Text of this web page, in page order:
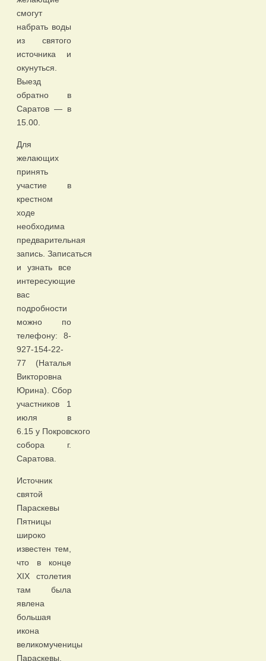
смогут
набрать воды
из святого
источника и
окунуться.
Выезд
обратно в
Саратов — в
15.00.
Для
желающих
принять
участие в
крестном
ходе
необходима
предварительная
запись. Записаться
и узнать все
интересующие
вас
подробности
можно по
телефону: 8-
927-154-22-
77 (Наталья
Викторовна
Юрина). Сбор
участников 1
июля в
6.15 у Покровского
собора г.
Саратова.
Источник
святой
Параскевы
Пятницы
широко
известен тем,
что в конце
XIX столетия
там была
явлена
большая
икона
великомученицы
Параскевы.